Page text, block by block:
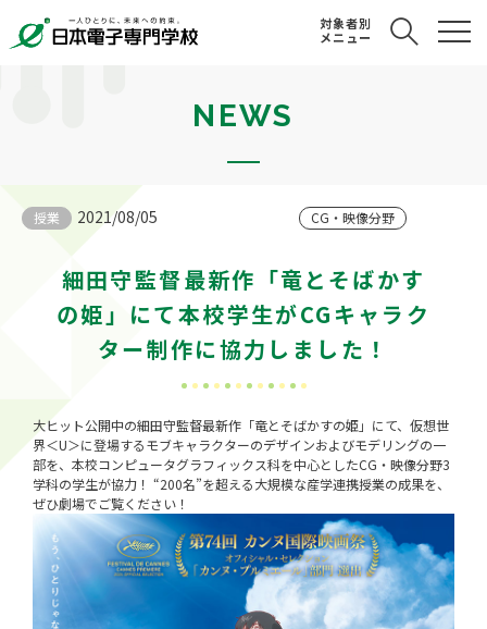
対象者別
メニュー
NEWS
授業 2021/08/05 CG・映像分野
細田守監督最新作「竜とそばかす
の姫」にて本校学生がCGキャラク
ター制作に協力しました！
大ヒット公開中の細田守監督最新作「竜とそばかすの姫」にて、仮想世
界＜U＞に登場するモブキャラクターのデザインおよびモデリングの一
部を、本校コンピュータグラフィックス科を中心としたCG・映像分野3
学科の学生が協力！ “200名”を超える大規模な産学連携授業の成果を、
ぜひ劇場でご覧ください！